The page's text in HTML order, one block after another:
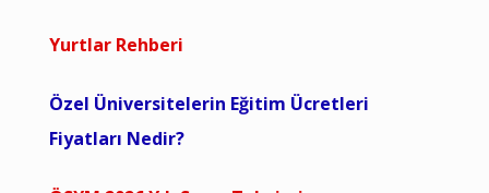
Yurtlar Rehberi
Özel Üniversitelerin Eğitim Ücretleri
Fiyatları Nedir?